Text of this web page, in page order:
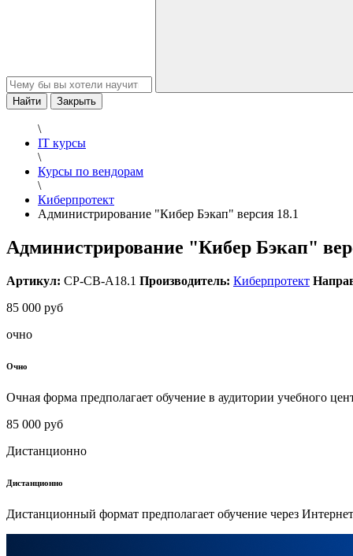
Найти Закрыть
\
IT курсы
\
Курсы по вендорам
\
Киберпротект
Администрирование "Кибер Бэкап" версия 18.1
Администрирование "Кибер Бэкап"
Артикул: CP-CB-A18.1 Производитель: Киберпротект
85 000 руб
очно
Очно
Очная форма предполагает обучение в аудитории учебного
85 000 руб
Дистанционно
Дистанционно
Дистанционный формат предполагает обучение через